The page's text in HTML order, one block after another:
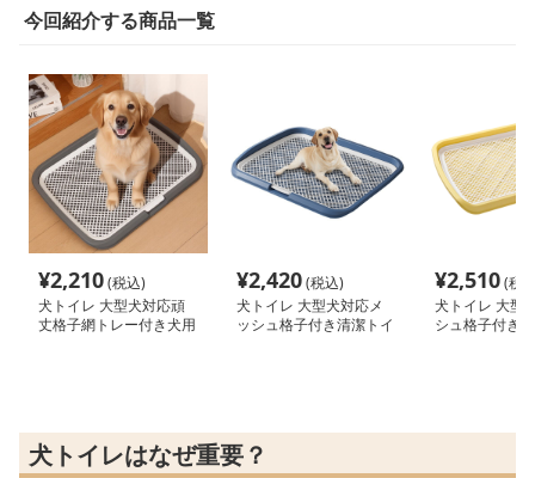
今回紹介する商品一覧
¥2,210(税込)
犬トイレ 大型犬対応頑
丈格子網トレー付き犬用
¥2,420(税込)
犬トイレ 大型犬対応メ
ッシュ格子付き清潔トイ
¥2,510(税
犬トイレ 大型
シュ格子付き
犬トイレはなぜ重要？